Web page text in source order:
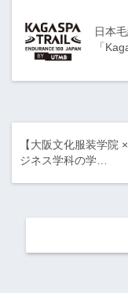
日本
「
【大阪文化服装学院
ジネス学科の学…